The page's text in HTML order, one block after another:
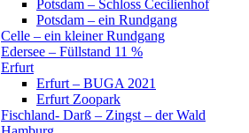
Potsdam – Schloss Cecilienhof
Potsdam – ein Rundgang
Celle – ein kleiner Rundgang
Edersee – Füllstand 11 %
Erfurt
Erfurt – BUGA 2021
Erfurt Zoopark
Fischland- Darß – Zingst – der Wald